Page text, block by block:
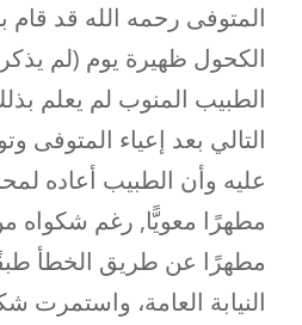
المتوفى رحمه الله قد
الكحول ظهيرة يوم (لم يذكر
الطبيب المنوب لم يعلم
التالي بعد إعياء المتوفى
عليه وأن الطبيب أعاده
مطهرًا معويًّا, رغم شكواه
مطهرًا عن طريق الخطأ
النيابة العامة، واستمرت